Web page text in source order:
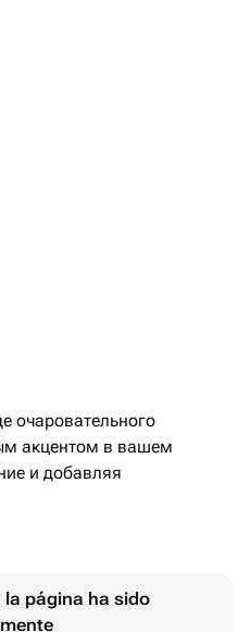
очаровательного
акцентом в вашем
и добавляя
атмосферу.
la página ha sido